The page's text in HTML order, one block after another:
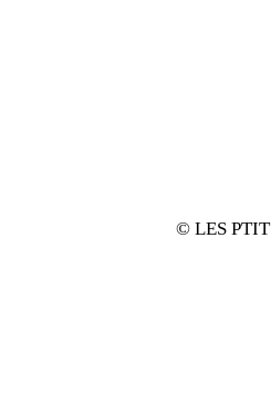
© LES